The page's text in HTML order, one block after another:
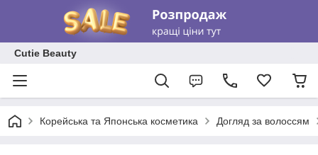
Cutie Beauty
Корейська та Японська косметика Догляд за волоссям